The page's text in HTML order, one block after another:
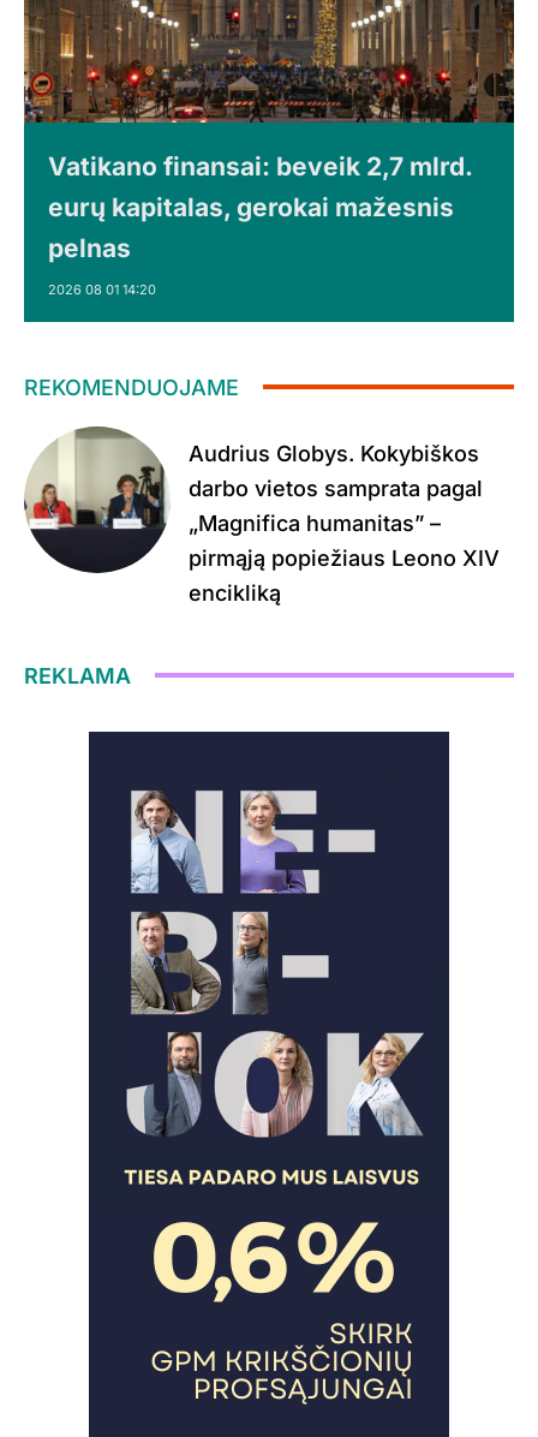
Vatikano finansai: beveik 2,7 mlrd.
eurų kapitalas, gerokai mažesnis
pelnas
2026 08 01 14:20
REKOMENDUOJAME
Audrius Globys. Kokybiškos
darbo vietos samprata pagal
„Magnifica humanitas” –
pirmąją popiežiaus Leono XIV
encikliką
REKLAMA